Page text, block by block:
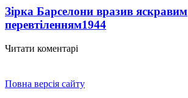
Зірка Барселони вразив яскравим
перевтіленням1944
Читати коментарі
Повна версія сайту